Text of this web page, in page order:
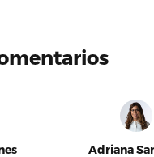
Adriana